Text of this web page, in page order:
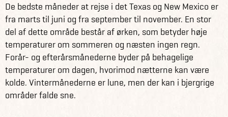
Park bliver næste stop på rejsen, hvor der er sat masser
af tid af til at vandre og udforske parkens smukke natur.
Ikke langt fra Big Bend National Park finder du den lille by
Marfa. Her emmer af god stemning, og overalt finder du
sjove kunstinstallationer som f.eks. en falsk Prada-butik
midt i ørkenen. Fra Marfa fortsætter rejsen til det
fascinerende grottekompleks, Carlsbad Caverns National
Park, med imponerende drypstenshuler. Den
De bedste måneder at rejse i det Texas og New Mexico er
fra marts til juni og fra september til november. En stor
del af dette område består af ørken, som betyder høje
temperaturer om sommeren og næsten ingen regn.
Forår- og efterårsmånederne byder på behagelige
temperaturer om dagen, hvorimod nætterne kan være
kolde. Vintermånederne er lune, men der kan i bjergrige
områder falde sne.